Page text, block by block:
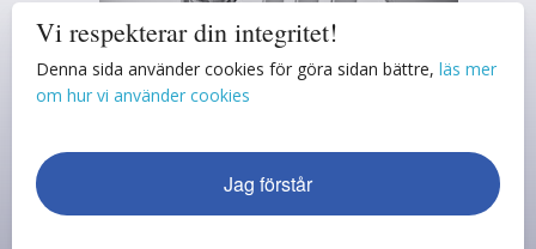
Vi respekterar din integritet!
Denna sida använder cookies för göra sidan bättre, läs mer
om hur vi använder cookies
Jag förstår